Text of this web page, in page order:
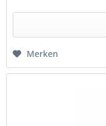
Merken